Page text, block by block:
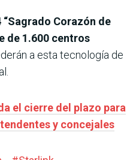
“Sagrado Corazón de
de 1.600 centros
a esta tecnología de
el cierre del plazo para
y concejales